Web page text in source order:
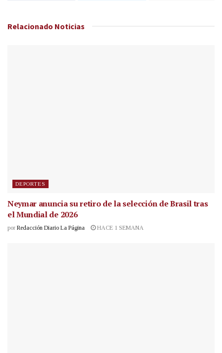
Relacionado Noticias
DEPORTES
Neymar anuncia su retiro de la selección de Brasil tras
el Mundial de 2026
por Redacción Diario La Página HACE 1 SEMANA